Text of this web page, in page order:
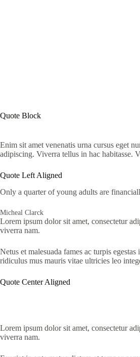
Quote Block
Enim sit amet venenatis urna cursus eget
adipiscing. Viverra tellus in hac habitasse.
Quote Left Aligned
Only a quarter of young adults are
Micheal Clarck
Lorem ipsum dolor sit amet, consectetur
viverra nam.
Netus et malesuada fames ac turpis
ridiculus mus mauris vitae ultricies leo
Quote Center Aligned
Lorem ipsum dolor sit amet, consectetur
viverra nam.